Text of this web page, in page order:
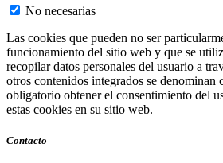
No necesarias
Las cookies que pueden no ser
funcionamiento del sitio web y que se
recopilar datos personales del usuario a
otros contenidos integrados se denominan
obligatorio obtener el consentimiento del
estas cookies en su sitio web.
Contacto